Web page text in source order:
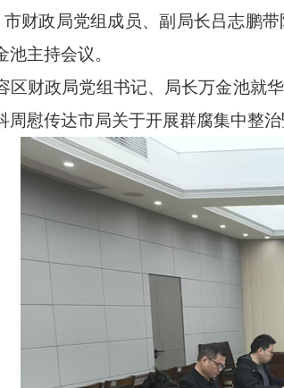
政局党组成员、副局长吕志鹏带
主持会议。
政局党组书记、局长万金池就华
周慰传达市局关于开展群腐集中整